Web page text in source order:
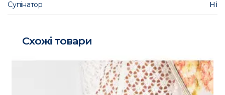
Супінатор Ні
Схожі товари